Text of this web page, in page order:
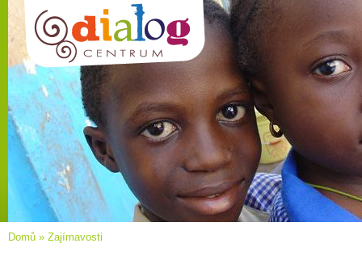
Domů » Zajímavosti